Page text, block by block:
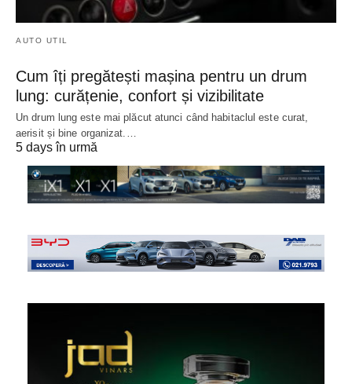
AUTO UTIL
Cum îți pregătești mașina pentru un drum
lung: curățenie, confort și vizibilitate
Un drum lung este mai plăcut atunci când habitaclul este curat,
aerisit și bine organizat.…
5 days în urmă